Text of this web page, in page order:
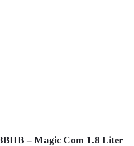
– Magic Com 1.8 Liter